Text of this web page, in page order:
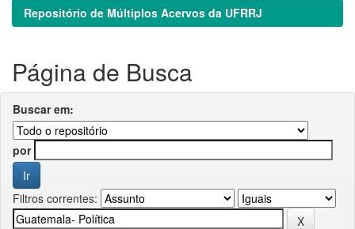
Repositório de Múltiplos Acervos da UFRRJ
Página de Busca
Buscar em:
por
Filtros correntes: